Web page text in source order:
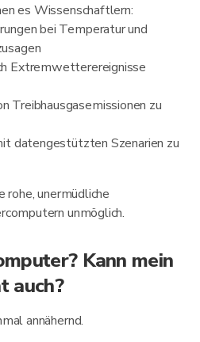
es Wissenschaftlern:
bei Temperatur und
Extremwetterereignisse
Treibhausgasemissionen zu
datengestützten Szenarien zu
rohe, unermüdliche
unmöglich.
Kann mein
auch?
annähernd.